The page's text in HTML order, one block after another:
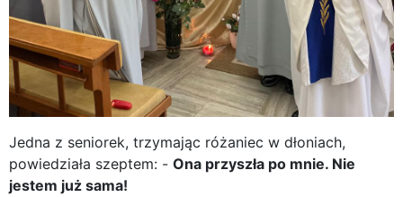
Jedna z seniorek, trzymając różaniec w dłoniach,
powiedziała szeptem: - Ona przyszła po mnie. Nie
jestem już sama!